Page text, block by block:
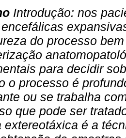
Introdução: nos
do processo
para decidir
o processo é
ou se trabalha
que pode ser
extereotáxica é a